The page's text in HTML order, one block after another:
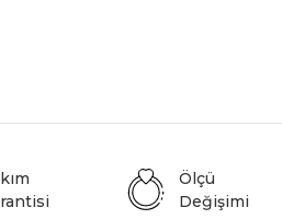
Ölçü
Değişimi